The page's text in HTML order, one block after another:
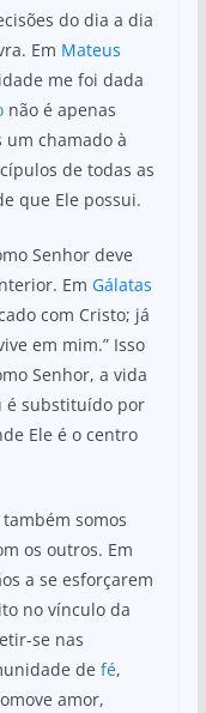
do dia a dia
Em Mateus
me foi dada
não é apenas
chamado à
de todas as
que Ele possui.
Senhor deve
Em Gálatas
com Cristo; já
em mim.” Isso
Senhor, a vida
é substituído por
Ele é o centro
somos
os outros. Em
a se esforçarem
no vínculo da
se nas
de fé,
amor,